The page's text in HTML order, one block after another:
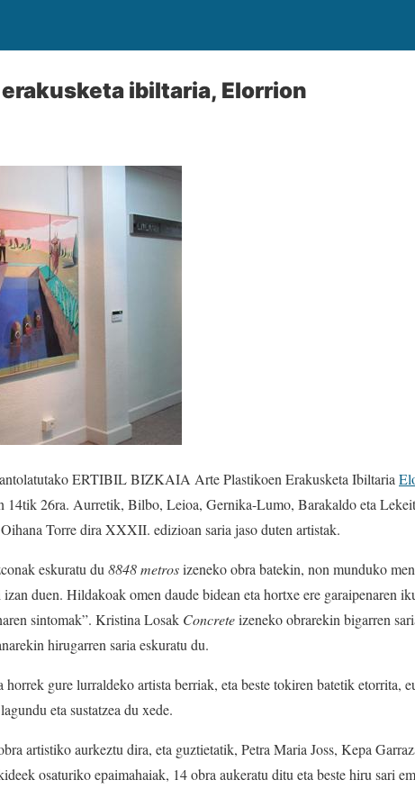
ibiltaria, Elorrion
ERTIBIL BIZKAIA Arte Plastikoen Erakusketa Ibiltaria
14tik 26ra. Aurretik, Bilbo, Leioa, Gernika-Lumo, Barakaldo eta
Torre dira XXXII. edizioan saria jaso duten artistak.
eskuratu du 8848 metrosizeneko obra batekin, non munduko
duen. Hildakoak omen daude bidean eta hortxe ere garaipenaren
sintomak”. Kristina Losak Concreteizeneko obrarekin bigarren
hirugarren saria eskuratu du.
horrek gure lurraldeko artista berriak, eta beste tokiren batetik etorrita,
eta sustatzea du xede.
artistiko aurkeztu dira, eta guztietatik, Petra Maria Joss, Kepa
osaturiko epaimahaiak, 14 obra aukeratu ditu eta beste hiru sari